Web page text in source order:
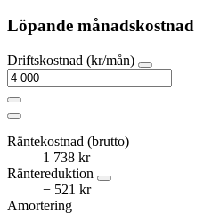
Löpande månadskostnad
Driftskostnad (kr/mån)
Räntekostnad (brutto)
1 738 kr
Räntereduktion
− 521 kr
Amortering